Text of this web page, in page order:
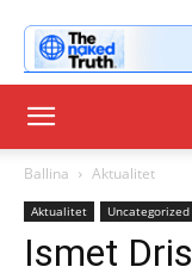
Ballina Aktualitet
Aktualitet Uncategorized
Ismet